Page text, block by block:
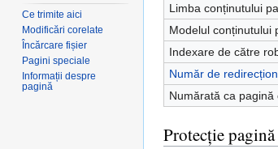
Limba conținutului
Modelul conținutului
Indexare de către
Număr de
Numărată ca pagină
Protecție pagină
Ce trimite aici
Modificări corelate
Încărcare fișier
Pagini speciale
Informații despre
pagină